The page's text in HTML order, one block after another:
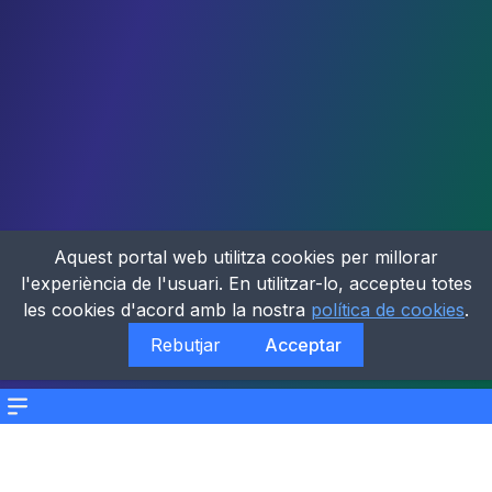
Menu
Aquest portal web utilitza cookies per millorar
l'experiència de l'usuari. En utilitzar-lo, accepteu totes
les cookies d'acord amb la nostra política de cookies.
Rebutjar
Acceptar